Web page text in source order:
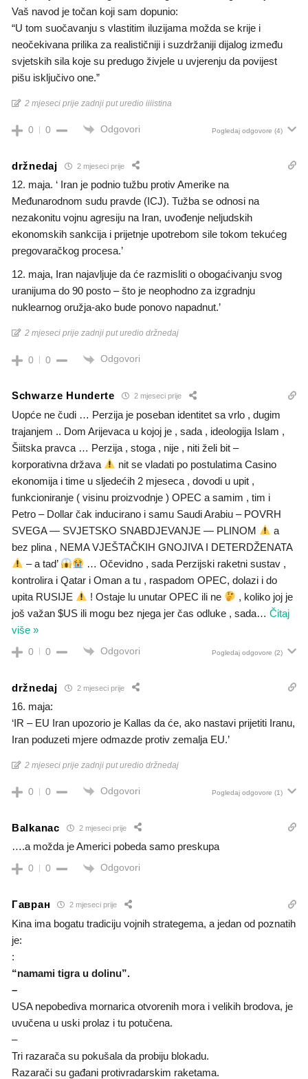
Vaš navod je točan koji sam dopunio:
“U tom suočavanju s vlastitim iluzijama možda se krije i
neočekivana prilika za realističniji i suzdržaniji dijalog između
svjetskih sila koje su predugo živjele u uvjerenju da povijest
pišu isključivo one.”
2 mjeseci prije zadnji put uredio iiiistina
0 0 Odgovori Pogledaj odgovore (4)
držnedaj 2 mjeseci prije
12. maja. ‘ Iran je podnio tužbu protiv Amerike na
Međunarodnom sudu pravde (ICJ). Tužba se odnosi na
nezakonitu vojnu agresiju na Iran, uvođenje neljudskih
ekonomskih sankcija i prijetnje upotrebom sile tokom tekućeg
pregovaračkog procesa.’
12. maja, Iran najavljuje da će razmisliti o obogaćivanju svog
uranijuma do 90 posto – što je neophodno za izgradnju
nuklearnog oružja-ako bude ponovo napadnut.’
2 mjeseci prije zadnji put uredio držnedaj
0 0 Odgovori
Schwarze Hunderte 2 mjeseci prije
Uopće ne čudi … Perzija je poseban identitet sa vrlo , dugim
trajanjem .. Dom Arijevaca u kojoj je , sada , ideologija Islam ,
Šiitska pravca … Perzija , stoga , nije , niti želi bit –
korporativna država
nit se vladati po postulatima Casino
ekonomija i time u sljedećih 2 mjeseca , dovodi u upit ,
funkcioniranje ( visinu proizvodnje ) OPEC a samim , tim i
Petro – Dollar čak inducirano i samu Saudi Arabiu – POVRH
SVEGA — SVJETSKO SNABDJEVANJE — PLINOM
a
bez plina , NEMA VJEŠTAČKIH GNOJIVA I DETERDŽENATA
– a tad’
… Očevidno , sada Perzijski raketni sustav ,
kontrolira i Qatar i Oman a tu , raspadom OPEC, dolazi i do
upita RUSIJE
! Ostaje lu unutar OPEC ili ne
, koliko joj je
još važan $US ili mogu bez njega jer čas odluke , sada… Čitaj
više »
0 0 Odgovori Pogledaj odgovore (2)
držnedaj 2 mjeseci prije
16. maja:
‘IR – EU Iran upozorio je Kallas da će, ako nastavi prijetiti Iranu,
Iran poduzeti mjere odmazde protiv zemalja EU.’
2 mjeseci prije zadnji put uredio držnedaj
0 0 Odgovori Pogledaj odgovore (1)
Balkanac 2 mjeseci prije
….a možda je Americi pobeda samo preskupa
0 0 Odgovori
Гавран 2 mjeseci prije
Kina ima bogatu tradiciju vojnih strategema, a jedan od poznatih
je:
:
“namami tigra u dolinu”.
–
USA nepobediva mornarica otvorenih mora i velikih brodova, je
uvučena u uski prolaz i tu potučena.
–
Tri razarača su pokušala da probiju blokadu.
Razarači su gađani protivradarskim raketama.